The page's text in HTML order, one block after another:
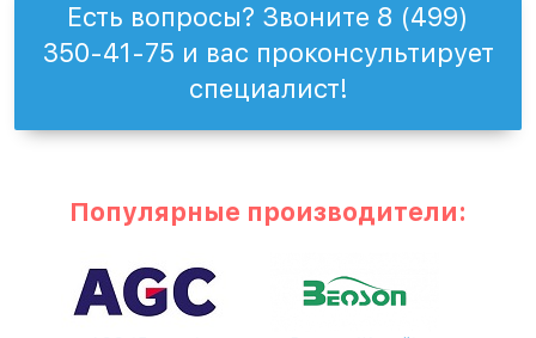
Есть вопросы? Звоните 8 (499)
350-41-75 и вас проконсультирует
специалист!
Популярные производители: